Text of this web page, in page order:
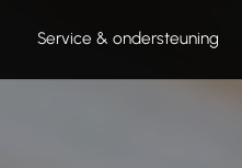
Service & ondersteuning